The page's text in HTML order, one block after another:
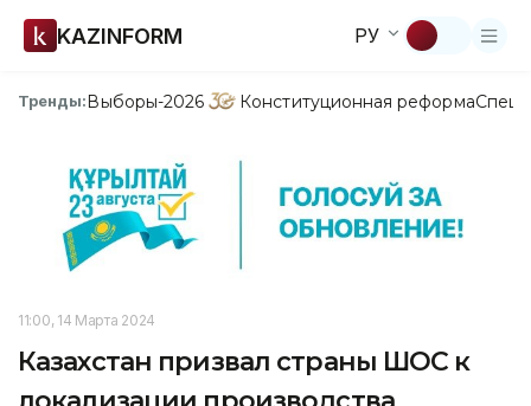
KAZINFORM РУ
Тренды:Выборы-2026 Конституционная реформа
11:00, 14 Марта 2024
Казахстан призвал страны ШОС к